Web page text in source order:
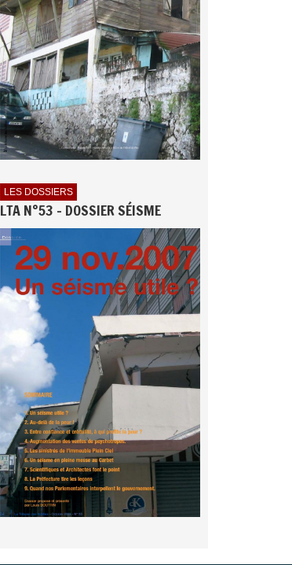
LES DOSSIERS
LTA N°53 - DOSSIER SÉISME